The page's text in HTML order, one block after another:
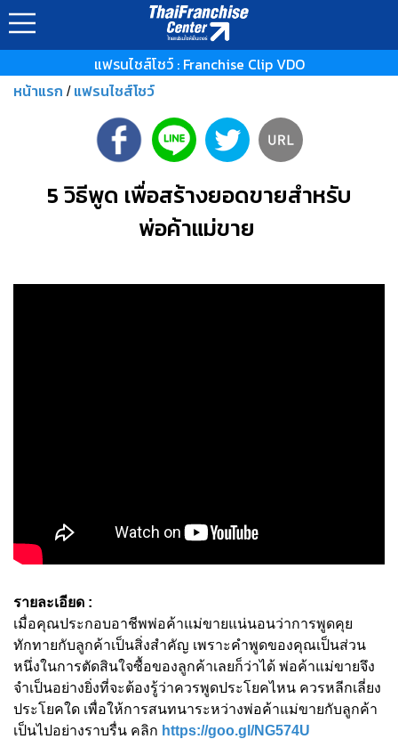
แฟรนไชส์โชว์ : Franchise Clip VDO
หน้าแรก / แฟรนไชส์โชว์
5 วิธีพูด เพื่อสร้างยอดขายสำหรับ
พ่อค้าแม่ขาย
รายละเอียด :
เมื่อคุณประกอบอาชีพพ่อค้าแม่ขายแน่นอนว่าการพูดคุย
ทักทายกับลูกค้าเป็นสิ่งสำคัญ เพราะคำพูดของคุณเป็นส่วน
หนึ่งในการตัดสินใจซื้อของลูกค้าเลยก็ว่าได้ พ่อค้าแม่ขายจึง
จำเป็นอย่างยิ่งที่จะต้องรู้ว่าควรพูดประโยคไหน ควรหลีกเลี่ยง
ประโยคใด เพื่อให้การสนทนาระหว่างพ่อค้าแม่ขายกับลูกค้า
เป็นไปอย่างราบรื่น คลิก https://goo.gl/NG574U